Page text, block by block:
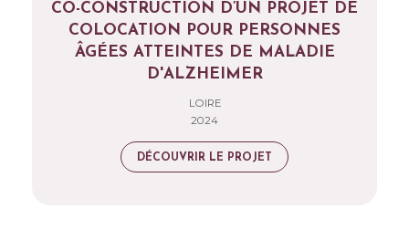
CO-CONSTRUCTION D’UN PROJET DE
COLOCATION POUR PERSONNES
ÂGÉES ATTEINTES DE MALADIE
D'ALZHEIMER
LOIRE
2024
DÉCOUVRIR LE PROJET